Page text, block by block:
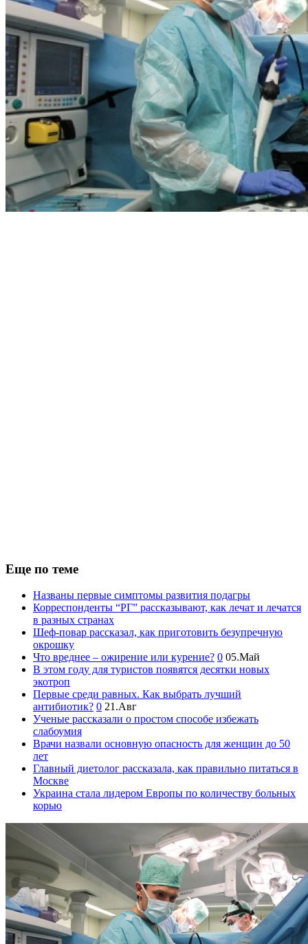
Еще по теме
Названы первые симптомы развития подагры
Корреспонденты “РГ” рассказывают, как лечат и лечатся
в разных странах
Шеф-повар рассказал, как приготовить безупречную
окрошку
Что вреднее – ожирение или курение? 0 05.Май
В этом году для туристов появятся десятки новых
экотроп
Первые среди равных. Как выбрать лучший
антибиотик? 0 21.Авг
Ученые рассказали о простом способе избежать
слабоумия
Врачи назвали основную опасность для женщин до 50
лет
Главный диетолог рассказала, как правильно питаться в
Москве
Украина стала лидером Европы по количеству больных
корью